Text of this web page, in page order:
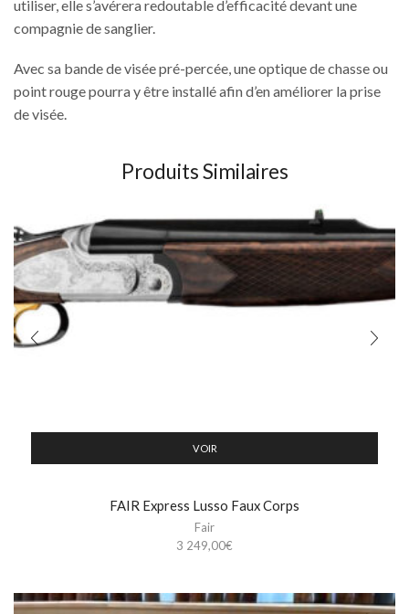
utiliser, elle s’avérera redoutable d’efficacité devant une
compagnie de sanglier.
Avec sa bande de visée pré-percée, une optique de chasse ou
point rouge pourra y être installé afin d’en améliorer la prise
de visée.
Produits Similaires
VOIR
FAIR Express Lusso Faux Corps
Fair
3 249,00€